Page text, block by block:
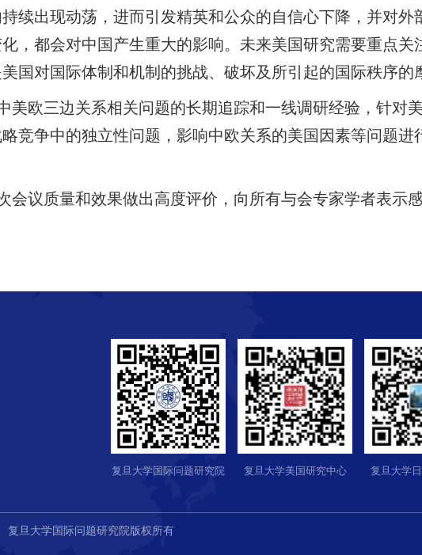
续出现动荡，进而引发精英和公众的自信心下降，并对外
，都会对中国产生重大的影响。未来美国研究需要重点关
国对国际体制和机制的挑战、破坏及所引起的国际秩序的
欧三边关系相关问题的长期追踪和一线调研经验，针对
竞争中的独立性问题，影响中欧关系的美国因素等问题进
会议质量和效果做出高度评价，向所有与会专家学者表示
复旦大学国际问题研究院 复旦大学美国研究中心 复旦大学
复旦大学国际问题研究院版权所有